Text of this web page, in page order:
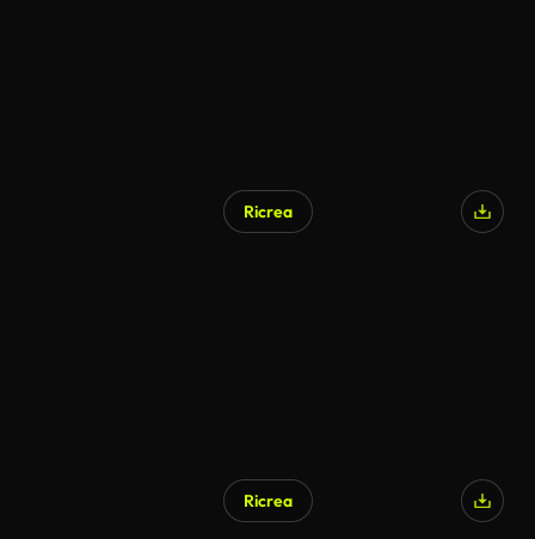
Ricrea
Ricrea